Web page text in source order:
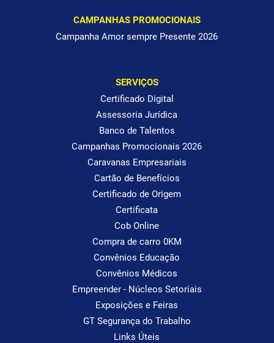
CAMPANHAS PROMOCIONAIS
Campanha Amor sempre Presente 2026
SERVIÇOS
Certificado Digital
Assessoria Jurídica
Banco de Talentos
Campanhas Promocionais 2026
Caravanas Empresariais
Cartão de Benefícios
Certificado de Origem
Certificata
Cob Online
Compra de carro 0KM
Convênios Educação
Convênios Médicos
Empreender - Núcleos Setoriais
Exposições e Feiras
GT Segurança do Trabalho
Links Úteis